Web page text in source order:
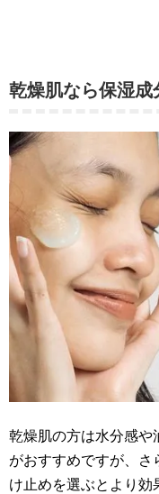
乾燥肌なら保湿成
乾燥肌の方は水分感や
がおすすめですが、
け止めを選ぶとより効